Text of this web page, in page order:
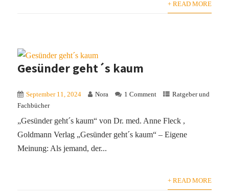
+ READ MORE
Gesünder geht´s kaum
September 11, 2024 Nora 1 Comment
Ratgeber und
Fachbücher
„Gesünder geht´s kaum“ von Dr. med. Anne Fleck ,
Goldmann Verlag „Gesünder geht´s kaum“ – Eigene
Meinung: Als jemand, der...
+ READ MORE